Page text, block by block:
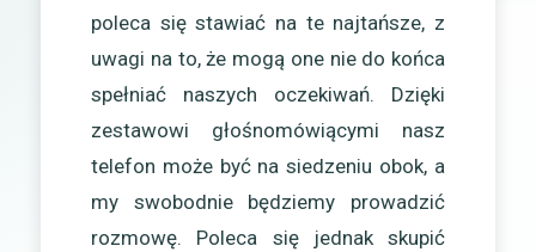
poleca się stawiać na te najtańsze, z
uwagi na to, że mogą one nie do końca
spełniać naszych oczekiwań. Dzięki
zestawowi głośnomówiącymi nasz
telefon może być na siedzeniu obok, a
my swobodnie będziemy prowadzić
rozmowę. Poleca się jednak skupić